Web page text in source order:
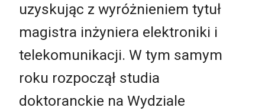
uzyskując z wyróżnieniem tytuł
magistra inżyniera elektroniki i
telekomunikacji. W tym samym
roku rozpoczął studia
doktoranckie na Wydziale